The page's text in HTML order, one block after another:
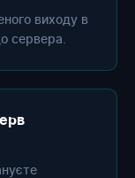
виходу в
сервера.